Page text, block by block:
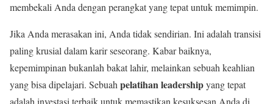
membekali Anda dengan perangkat yang tepat untuk memimpin.
Jika Anda merasakan ini, Anda tidak sendirian. Ini adalah transisi
paling krusial dalam karir seseorang. Kabar baiknya,
kepemimpinan bukanlah bakat lahir, melainkan sebuah keahlian
yang bisa dipelajari. Sebuah pelatihan leadershipyang tepat
adalah investasi terbaik untuk memastikan kesuksesan Anda di